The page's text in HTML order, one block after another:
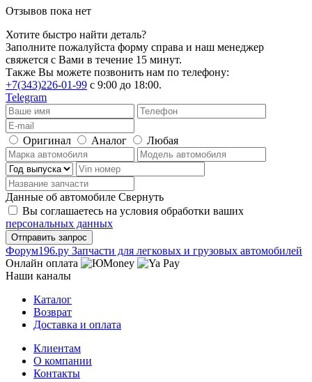
Отзывов пока нет
Хотите быстро найти деталь?
Заполните пожалуйста форму справа и наш менеджер
свяжется с Вами в течение 15 минут.
Также Вы можете позвонить нам по телефону:
+7(343)226-01-99 с 9:00 до 18:00.
Telegram
Оригинал Аналог Любая
Данные об автомобиле Свернуть
Вы соглашаетесь на условия обработки ваших
персональных данных
Фoрум196.ру Запчасти для легковых и грузовых автомобилей
Онлайн оплата
Наши каналы
Каталог
Возврат
Доставка и оплата
Клиентам
О компании
Контакты